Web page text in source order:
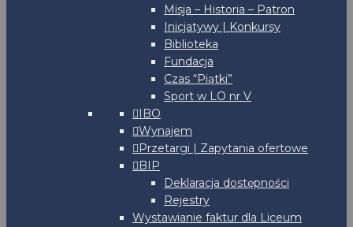
Misja – Historia – Patron
Inicjatywy | Konkursy
Biblioteka
Fundacja
Czas “Piątki”
Sport w LO nr V
IBO
Wynajem
Przetargi | Zapytania ofertowe
BIP
Deklaracja dostępności
Rejestry
Wystawianie faktur dla Liceum